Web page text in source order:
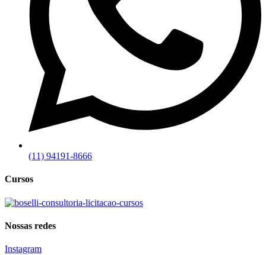
(11) 94191-8666
Cursos
Nossas redes
Instagram